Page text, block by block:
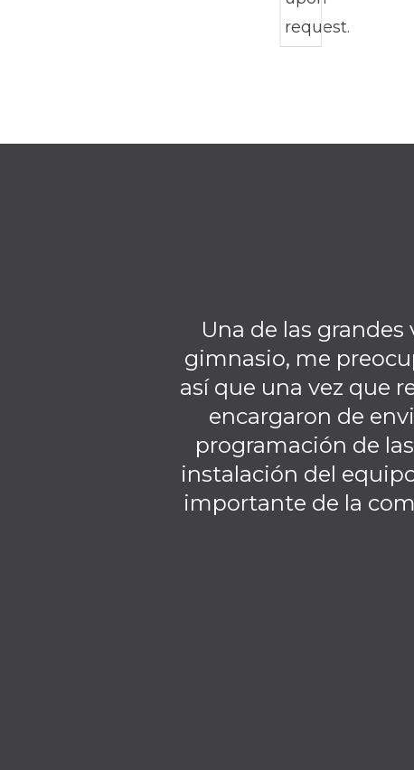
Una de las
gimnasio, me
así que una vez que
encargaron de
programación de
instalación del
importante de la